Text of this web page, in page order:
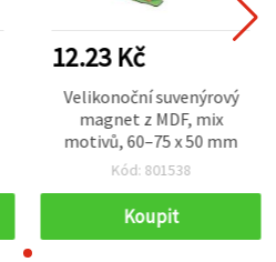
12.23 Kč
Velikonoční suvenýrový
magnet z MDF, mix
motivů, 60–75 x 50 mm
Kód: 801538
Koupit